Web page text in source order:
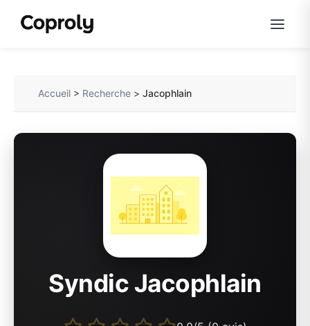
Accueil > Recherche >Jacophlain
Syndic Jacophlain